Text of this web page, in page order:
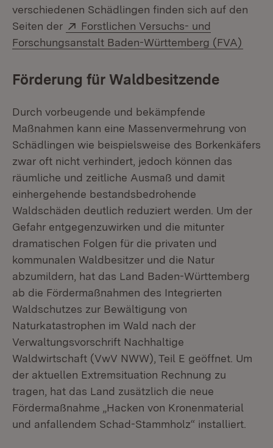
verschiedenen Schädlingen finden sich auf den
Seiten der
Extern:
Forstlichen Versuchs- und
Forschungsanstalt Baden-Württemberg (FVA)
Förderung für Waldbesitzende
Durch vorbeugende und bekämpfende
Maßnahmen kann eine Massenvermehrung von
Schädlingen wie beispielsweise des Borkenkäfers
zwar oft nicht verhindert, jedoch können das
räumliche und zeitliche Ausmaß und damit
einhergehende bestandsbedrohende
Waldschäden deutlich reduziert werden. Um der
Gefahr entgegenzuwirken und die mitunter
dramatischen Folgen für die privaten und
kommunalen Waldbesitzer und die Natur
abzumildern, hat das Land Baden-Württemberg
ab die Fördermaßnahmen des Integrierten
Waldschutzes zur Bewältigung von
Naturkatastrophen im Wald nach der
Verwaltungsvorschrift Nachhaltige
Waldwirtschaft (VwV NWW), Teil E geöffnet. Um
der aktuellen Extremsituation Rechnung zu
tragen, hat das Land zusätzlich die neue
Fördermaßnahme „Hacken von Kronenmaterial
und anfallendem Schad-Stammholz“ installiert.